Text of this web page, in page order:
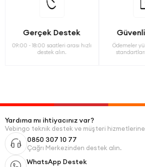
Gerçek Destek
09:00 - 18:00 saatleri arası hızlı
destek alın.
Ödemeler
Yardıma mı ihtiyacınız var?
Vebingo teknik destek ve müşteri
0850 307 10 77
Çağrı Merkezinden destek alın.
WhatsApp Destek